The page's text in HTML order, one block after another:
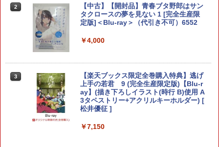
￥2,960
Switch2用 温度モニターファン
【お買い物マラソン期間限定♪最大30％O
ードケース FancyCase-G05 Nintendo
2025年 スイッチ2モデル用 スリムケース
【中古】 ドラゴンボール Sparking！
ZERO／PS5
￥2,783
70年代風ロボットアニメ ゲッP-X PS5
版
￥3,878
2
【中古】【開封品】青春ブタ野郎はサン
タクロースの夢を見ない 1 [完全生産限
定版]＜Blu-ray＞（代引き不可）6552
￥4,000
3
【楽天ブックス限定全巻購入特典】逃げ
上手の若君 9 (完全生産限定版)【Blu-r
ay】(描き下ろしイラスト(時行 B)使用 A
3タペストリー+アクリルキーホルダー) [
松井優征 ]
￥7,150